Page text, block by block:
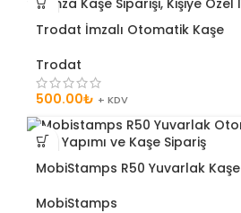
Trodat İmzalı Otomatik Kaşe
Trodat
500.00₺ + KDV
MobiStamps R50 Yuvarlak Kaşe
MobiStamps